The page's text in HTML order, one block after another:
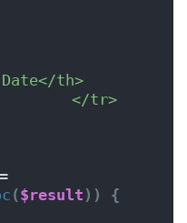
th>
</tr>
($result )) {